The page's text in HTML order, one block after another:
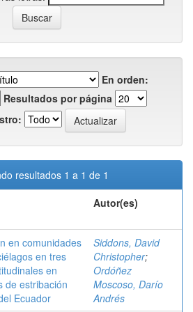
En orden:
Resultados por página
resultados 1 a 1 de 1
Autor(es)
en comunidades
en tres
en
de estribación
Ecuador
Siddons, David
Christopher;
Ordóñez
Moscoso, Darío
Andrés